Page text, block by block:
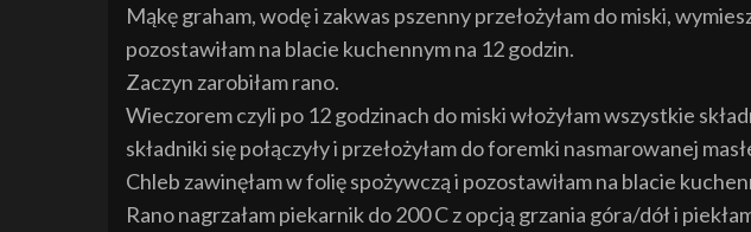
Mąkę graham, wodę i zakwas pszenny przełożyłam do miski,
pozostawiłam na blacie kuchennym na 12 godzin.
Zaczyn zarobiłam rano.
Wieczorem czyli po 12 godzinach do miski włożyłam wszystkie
składniki się połączyły i przełożyłam do foremki nasmarowanej
Chleb zawinęłam w folię spożywczą i pozostawiłam na blacie
Rano nagrzałam piekarnik do 200 C z opcją grzania góra/dół i